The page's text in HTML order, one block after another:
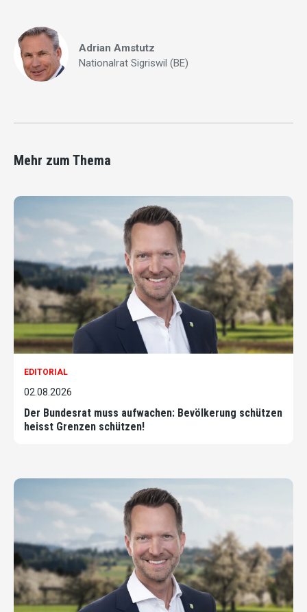
Adrian Amstutz
Nationalrat Sigriswil (BE)
Mehr zum Thema
EDITORIAL
02.08.2026
Der Bundesrat muss aufwachen: Bevölkerung schützen
heisst Grenzen schützen!